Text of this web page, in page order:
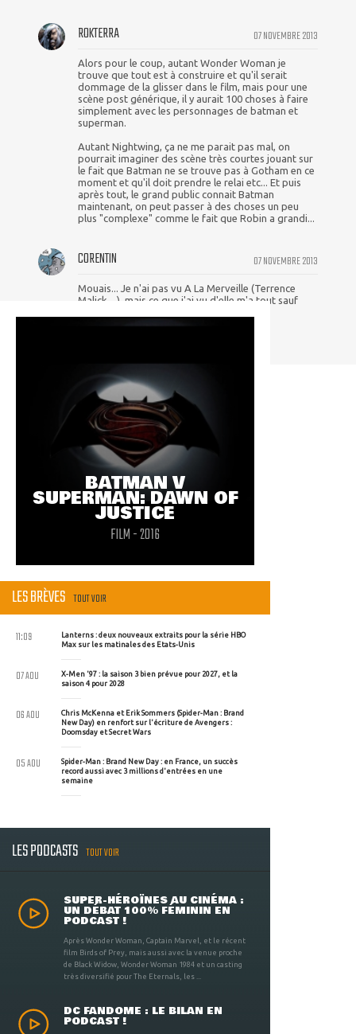
07 NOVEMBRE 2013
ROKTERRA
Alors pour le coup, autant Wonder Woman je
trouve que tout est à construire et qu'il serait
dommage de la glisser dans le film, mais pour une
scène post générique, il y aurait 100 choses à faire
simplement avec les personnages de batman et
superman.
Autant Nightwing, ça ne me parait pas mal, on
pourrait imaginer des scène très courtes jouant sur
le fait que Batman ne se trouve pas à Gotham en ce
moment et qu'il doit prendre le relai etc... Et puis
après tout, le grand public connait Batman
maintenant, on peut passer à des choses un peu
plus "complexe" comme le fait que Robin a grandi...
07 NOVEMBRE 2013
CORENTIN
Mouais... Je n'ai pas vu A La Merveille (Terrence
Malick....), mais ce que j'ai vu d'elle m'a tout sauf
BATMAN V
SUPERMAN: DAWN OF
JUSTICE
FILM - 2016
LES BRÈVES TOUT VOIR
Lanterns : deux nouveaux extraits pour la série HBO
Max sur les matinales des Etats-Unis
11:09
X-Men '97 : la saison 3 bien prévue pour 2027, et la
saison 4 pour 2028
07 AOU
Chris McKenna et Erik Sommers (Spider-Man : Brand
New Day) en renfort sur l'écriture de Avengers :
Doomsday et Secret Wars
06 AOU
Spider-Man : Brand New Day : en France, un succès
record aussi avec 3 millions d'entrées en une
semaine
05 AOU
LES PODCASTS TOUT VOIR
SUPER-HÉROÏNES AU CINÉMA :
UN DÉBAT 100% FÉMININ EN
PODCAST !
Après Wonder Woman, Captain Marvel, et le récent
film Birds of Prey, mais aussi avec la venue proche
de Black Widow, Wonder Woman 1984 et un casting
très diversifié pour The Eternals, les ...
DC FANDOME : LE BILAN EN
PODCAST !